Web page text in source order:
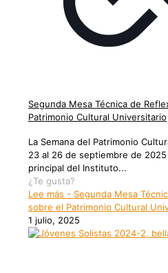
Segunda Mesa Técnica de
Patrimonio Cultural Universitario
La Semana del Patrimonio
23 al 26 de septiembre de
principal del Instituto...
¿Te gusta?
Lee más - Segunda Mesa
sobre el Patrimonio Cultural
1 julio, 2025